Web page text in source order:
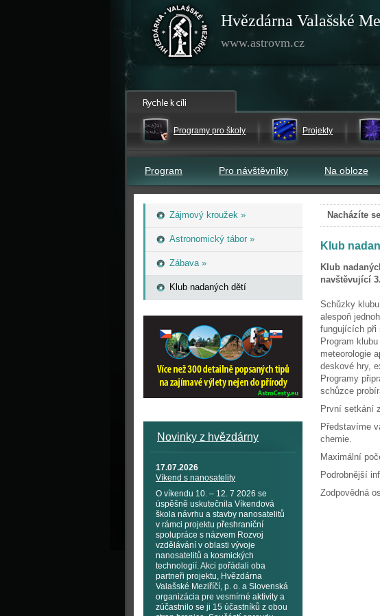
Hvězdárna Valašské
www.astrovm.cz
Programy pro školy Projekty
Program Pro návštěvníky Na obloze
Zájmový kroužek »
Astronomický tábor »
Zábava »
Klub nadaných dětí
Novinky z hvězdárny
17.07.2026
Víkend s nanosatelity
O víkendu 10. – 12. 7 2026 se
úspěšně uskutečnila Víkendová
škola návrhu a stavby nanosatelitů
v rámci projektu přeshraniční
spolupráce s názvem Rozvoj
vzdělávání v oblasti vývoje
nanosatelitů a kosmických
technologií. Akci pořádali oba
partneři projektu, Hvězdárna
Valašské Meziříčí, p. o. a Slovenská
organizácia pre vesmírné aktivity a
zúčastnilo se ji 15 účastníků z obou
Nacházíte
Klub
Klub
navštěvující
Schůzky
alespoň
fungujících při
Program
meteorologie
deskové hry,
Programy
schůzce
První setkání
Představíme
chemie.
Maximální
Podrobnější
Zodpovědná